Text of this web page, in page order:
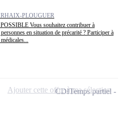
PLOUGUER
Vous souhaitez contribuer à
en situation de précarité ? Participer à
CDITemps partiel
Ajouter cette offre à ma sélection